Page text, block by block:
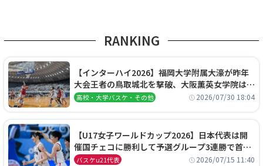
RANKING
【インターハイ2026】福岡大学附属大濠が昨年
大会王者の鳥取城北を撃破、大阪薫英女学院は岐
阜女子に完勝、大会3日目試合結果
高校・大学バスケ・その他 2026/07/30 18:04
【U17女子ワールドカップ2026】日本代表は開
催国チェコに勝利して予選グループ3連勝で首位
通過！準々決勝の相手はエジプトに決定
バスケu21代表 2026/07/15 11:40